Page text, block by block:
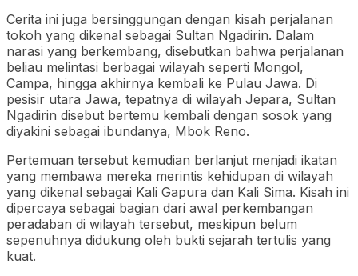
Cerita ini juga bersinggungan dengan kisah perjalanan
tokoh yang dikenal sebagai Sultan Ngadirin. Dalam
narasi yang berkembang, disebutkan bahwa perjalanan
beliau melintasi berbagai wilayah seperti Mongol,
Campa, hingga akhirnya kembali ke Pulau Jawa. Di
pesisir utara Jawa, tepatnya di wilayah Jepara, Sultan
Ngadirin disebut bertemu kembali dengan sosok yang
diyakini sebagai ibundanya, Mbok Reno.
Pertemuan tersebut kemudian berlanjut menjadi ikatan
yang membawa mereka merintis kehidupan di wilayah
yang dikenal sebagai Kali Gapura dan Kali Sima. Kisah ini
dipercaya sebagai bagian dari awal perkembangan
peradaban di wilayah tersebut, meskipun belum
sepenuhnya didukung oleh bukti sejarah tertulis yang
kuat.